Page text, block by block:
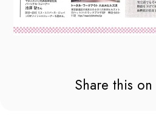
Share this on